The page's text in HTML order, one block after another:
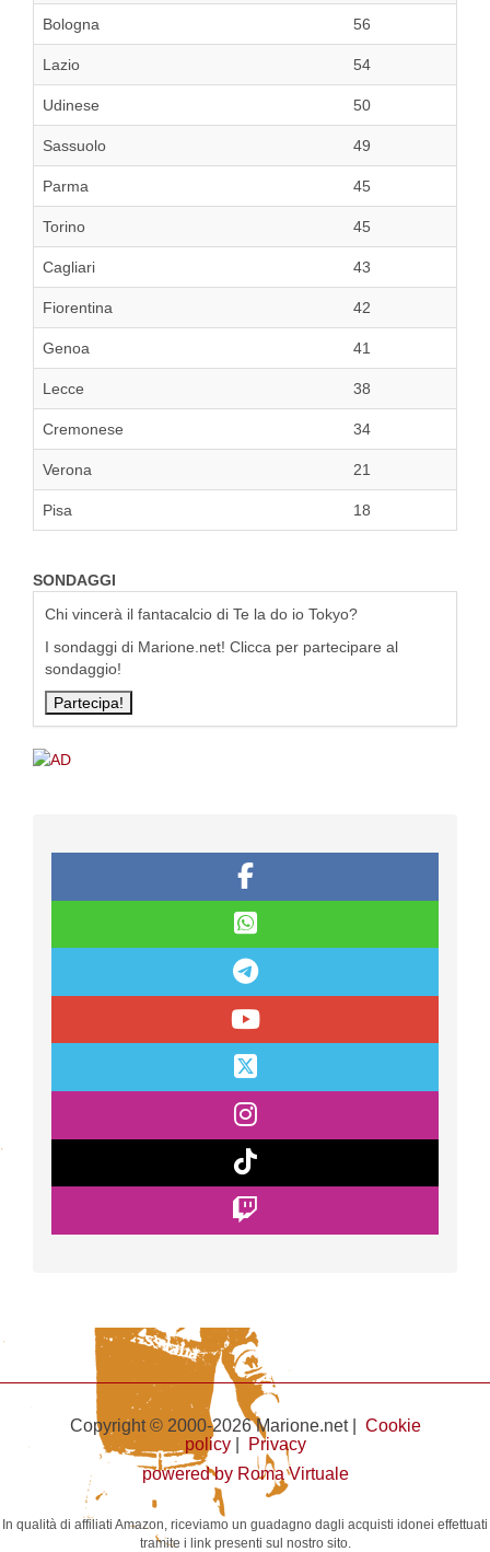
Bologna 56
Lazio 54
Udinese 50
Sassuolo 49
Parma 45
Torino 45
Cagliari 43
Fiorentina 42
Genoa 41
Lecce 38
Cremonese 34
Verona 21
Pisa 18
SONDAGGI
Chi vincerà il fantacalcio di Te la do io Tokyo?
I sondaggi di Marione.net! Clicca per partecipare al
sondaggio!
Copyright © 2000-2026 Marione.net | Cookie
policy|
Privacy
powered by Roma Virtuale
In qualità di affiliati Amazon, riceviamo un guadagno dagli acquisti idonei effettuati
tramite i link presenti sul nostro sito.